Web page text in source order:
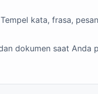
kata, frasa,
dokumen saat Anda